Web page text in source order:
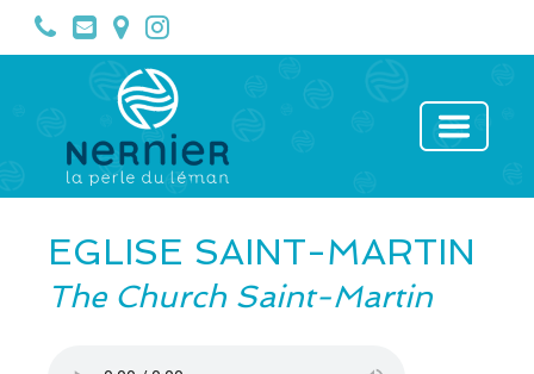
EGLISE SAINT-MARTIN
The Church Saint-Martin